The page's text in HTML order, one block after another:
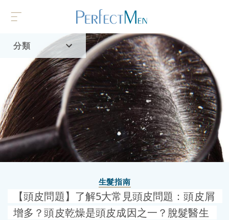
分類
首頁
流行趨勢
生髮指南
【頭皮問題】了解5大常見頭皮問題：頭皮屑
增多？頭皮乾燥是頭皮成因之一？脫髮醫生